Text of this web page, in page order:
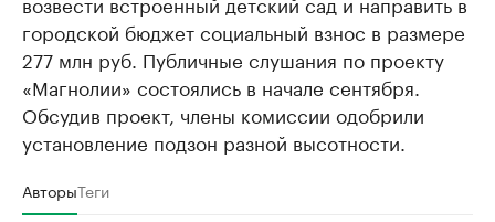
городской бюджет социальный взнос в размере
277 млн руб. Публичные слушания по проекту
«Магнолии» состоялись в начале сентября.
Обсудив проект, члены комиссии одобрили
установление подзон разной высотности.
АвторыТеги